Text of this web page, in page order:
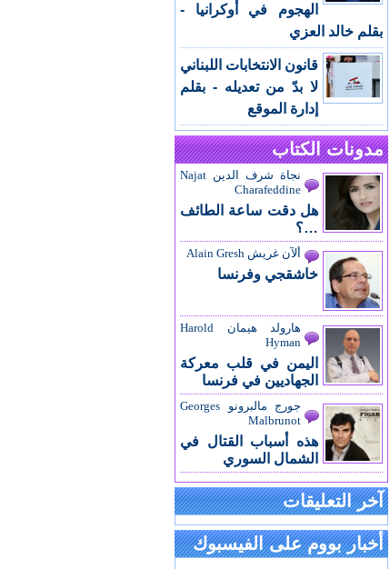
الهجوم في أوكرانيا -
بقلم خالد العزي
قانون الانتخابات اللبناني
لا بدّ من تعديله - بقلم
إدارة الموقع
مدونات الكتاب
نجاة شرف الدين Najat
Charafeddine
هل دقت ساعة الطائف
…؟
ألآن غريش Alain Gresh
خاشقجي وفرنسا
هارولد هيمان Harold
Hyman
اليمن في قلب معركة
الجهاديين في فرنسا
جورج مالبرونو Georges
Malbrunot
هذه أسباب القتال في
الشمال السوري
آخر التعليقات
أخبار بووم على الفيسبوك